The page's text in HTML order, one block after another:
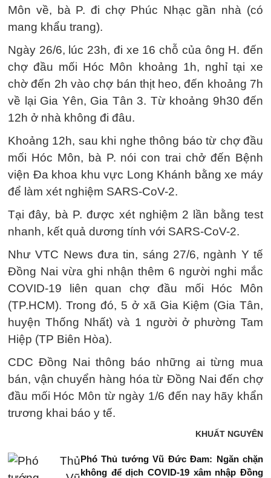
Môn về, bà P. đi chợ Phúc Nhạc gần nhà (có
mang khẩu trang).
Ngày 26/6, lúc 23h, đi xe 16 chỗ của ông H. đến
chợ đầu mối Hóc Môn khoảng 1h, nghỉ tại xe
chờ đến 2h vào chợ bán thịt heo, đến khoảng 7h
về lại Gia Yên, Gia Tân 3. Từ khoảng 9h30 đến
12h ở nhà không đi đâu.
Khoảng 12h, sau khi nghe thông báo từ chợ đầu
mối Hóc Môn, bà P. nói con trai chở đến Bệnh
viện Đa khoa khu vực Long Khánh bằng xe máy
để làm xét nghiệm SARS-CoV-2.
Tại đây, bà P. được xét nghiệm 2 lần bằng test
nhanh, kết quả dương tính với SARS-CoV-2.
Như VTC News đưa tin, sáng 27/6, ngành Y tế
Đồng Nai vừa ghi nhận thêm 6 người nghi mắc
COVID-19 liên quan chợ đầu mối Hóc Môn
(TP.HCM). Trong đó, 5 ở xã Gia Kiệm (Gia Tân,
huyện Thống Nhất) và 1 người ở phường Tam
Hiệp (TP Biên Hòa).
CDC Đồng Nai thông báo những ai từng mua
bán, vận chuyển hàng hóa từ Đồng Nai đến chợ
đầu mối Hóc Môn từ ngày 1/6 đến nay hãy khẩn
trương khai báo y tế.
KHUẤT NGUYÊN
Phó Thủ tướng Vũ Đức Đam: Ngăn chặn
không để dịch COVID-19 xâm nhập Đồng